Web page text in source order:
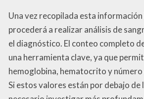
Una vez recopilada esta información
procederá a realizar análisis de
el diagnóstico. El conteo completo
una herramienta clave, ya que
hemoglobina, hematocrito y
Si estos valores están por debajo de